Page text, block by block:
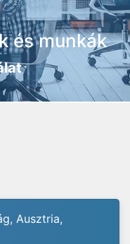
és munkák
Ausztria,